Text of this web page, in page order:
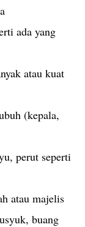
ada yang
atau kuat
(kepala,
perut seperti
atau majelis
buang